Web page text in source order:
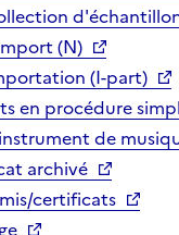
(N)
(I-part)
en procédure
de
archivé
certificats